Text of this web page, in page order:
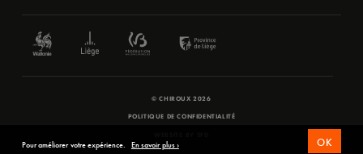
© CHIROUX 2026
POLITIQUE DE CONFIDENTIALITÉ
Pour améliorer votre expérience. En savoir plus › OK